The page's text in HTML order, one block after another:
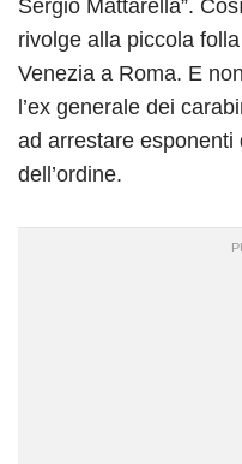
Sergio Mattarella”.
rivolge alla piccola
Venezia a Roma. E
l’ex generale dei
ad arrestare
dell’ordine.